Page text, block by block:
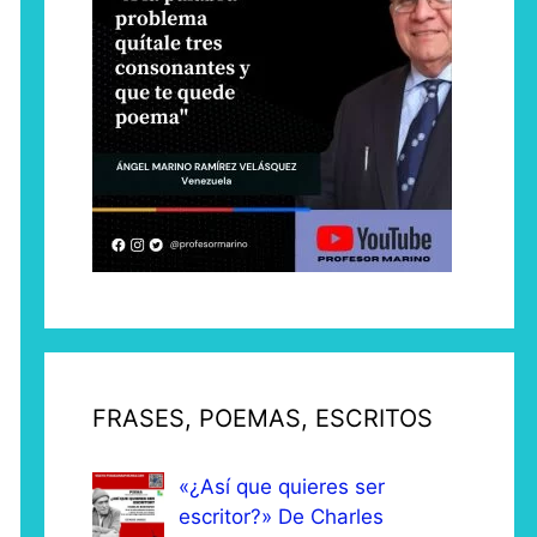
FRASES, POEMAS, ESCRITOS
«¿Así que quieres ser
escritor?» De Charles